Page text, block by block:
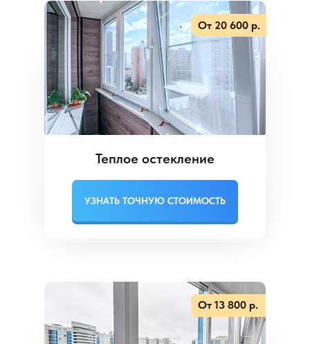
Теплое остекление
От 20 600 р.
От 13 800 р.
УЗНАТЬ ТОЧНУЮ СТОИМОСТЬ